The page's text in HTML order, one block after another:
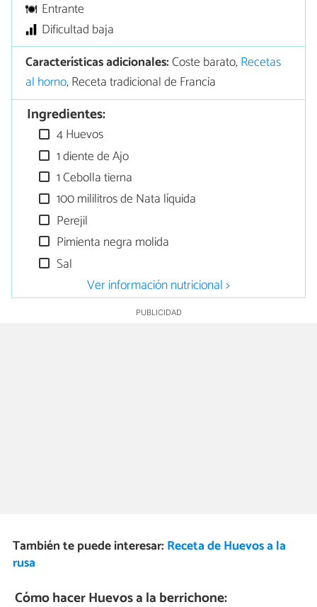
Entrante
Dificultad baja
Características adicionales:Coste barato,Recetas
al horno, Receta tradicional de Francia
Ingredientes:
4 Huevos
1 diente de Ajo
1 Cebolla tierna
100 mililitros de Nata líquida
Perejil
Pimienta negra molida
Sal
Ver información nutricional >
También te puede interesar: Receta de Huevos a la
rusa
Cómo hacer Huevos a la berrichone: